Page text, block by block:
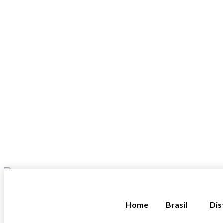
Home Brasil